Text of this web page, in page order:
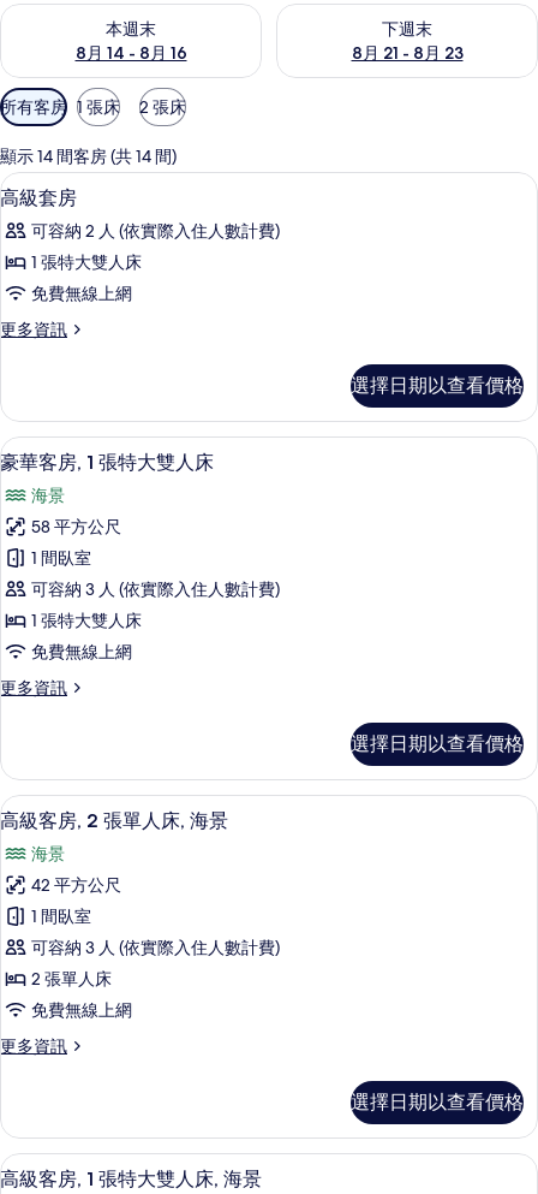
本週末
8月 14 - 8月 16
查看本週末 (8月 14 - 8月 16) 的供應情況
下週末
8月 21 - 8月 23
查看下週末 (8月 21 - 8月 23)
可
用
的
客
房
篩
選
條
所有客房 1 張床 2 張床
顯示 14 間客房 (共 14 間)
顯
示
高
級
套
房
所
有
相
片
1 間臥室、迷你吧、客房內保險箱、書
12
高級套房
可容納 2 人 (依實際入住人數計費)
1 張特大雙人床
免費無線上網
更多資訊
更
套
房
的
情
選擇日期以查看價格
顯
示
豪
華
客
房,
1
張
特
雙
人
床
的
所
有
相
片
1 間臥室、迷你吧、客房內保險箱、書
20
豪華客房, 1 張特大雙人床
海景
58 平方公尺
1 間臥室
可容納 3 人 (依實際入住人數計費)
1 張特大雙人床
免費無線上網
更多資訊
更
客
房,
1
特
大
雙
人
床
的
詳
情
選擇日期以查看價格
顯
示
高
級
客
房,
2
張
單
床,
海
景
1 間臥室、迷你吧、客房內保險箱、書
21
高級客房, 2 張單人床, 海景
海景
42 平方公尺
1 間臥室
可容納 3 人 (依實際入住人數計費)
2 張單人床
免費無線上網
更多資訊
更
客
房,
2
選擇日期以查看價格
顯
高級客房, 1 張特大雙人床, 海景 | 1 間
23
高級客房, 1 張特大雙人床, 海景